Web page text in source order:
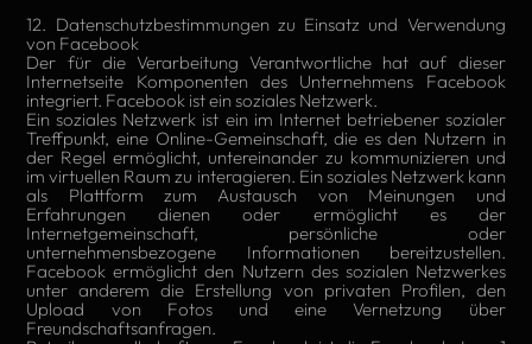
12. Datenschutzbestimmungen zu Einsatz und Verwendung
von Facebook
Der für die Verarbeitung Verantwortliche hat auf dieser
Internetseite Komponenten des Unternehmens Facebook
integriert. Facebook ist ein soziales Netzwerk.
Ein soziales Netzwerk ist ein im Internet betriebener sozialer
Treffpunkt, eine Online-Gemeinschaft, die es den Nutzern in
der Regel ermöglicht, untereinander zu kommunizieren und
im virtuellen Raum zu interagieren. Ein soziales Netzwerk kann
als Plattform zum Austausch von Meinungen und
Erfahrungen dienen oder ermöglicht es der
Internetgemeinschaft, persönliche oder
unternehmensbezogene Informationen bereitzustellen.
Facebook ermöglicht den Nutzern des sozialen Netzwerkes
unter anderem die Erstellung von privaten Profilen, den
Upload von Fotos und eine Vernetzung über
Freundschaftsanfragen.